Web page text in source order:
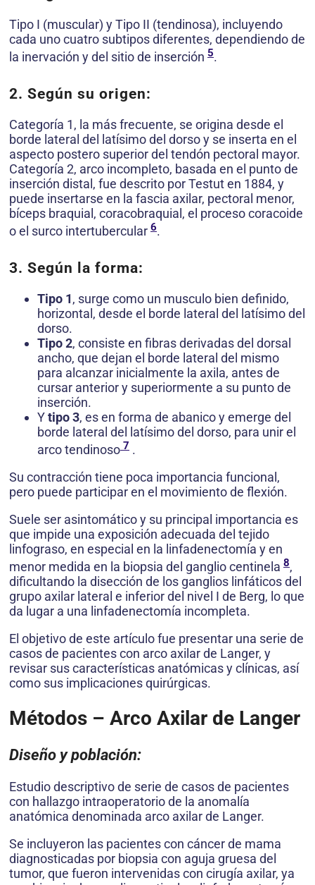
Tipo I (muscular) y Tipo II (tendinosa), incluyendo
cada uno cuatro subtipos diferentes, dependiendo de
la inervación y del sitio de inserción 5.
2. Según su origen:
Categoría 1, la más frecuente, se origina desde el
borde lateral del latísimo del dorso y se inserta en el
aspecto postero superior del tendón pectoral mayor.
Categoría 2, arco incompleto, basada en el punto de
inserción distal, fue descrito por Testut en 1884, y
puede insertarse en la fascia axilar, pectoral menor,
bíceps braquial, coracobraquial, el proceso coracoide
o el surco intertubercular 6.
3. Según la forma:
Tipo 1, surge como un musculo bien definido,
horizontal, desde el borde lateral del latísimo del
dorso.
Tipo 2, consiste en fibras derivadas del dorsal
ancho, que dejan el borde lateral del mismo
para alcanzar inicialmente la axila, antes de
cursar anterior y superiormente a su punto de
inserción.
Ytipo 3, es en forma de abanico y emerge del
borde lateral del latísimo del dorso, para unir el
arco tendinoso 7 .
Su contracción tiene poca importancia funcional,
pero puede participar en el movimiento de flexión.
Suele ser asintomático y su principal importancia es
que impide una exposición adecuada del tejido
linfograso, en especial en la linfadenectomía y en
menor medida en la biopsia del ganglio centinela 8,
dificultando la disección de los ganglios linfáticos del
grupo axilar lateral e inferior del nivel I de Berg, lo que
da lugar a una linfadenectomía incompleta.
El objetivo de este artículo fue presentar una serie de
casos de pacientes con arco axilar de Langer, y
revisar sus características anatómicas y clínicas, así
como sus implicaciones quirúrgicas.
Métodos – Arco Axilar de Langer
Diseño y población:
Estudio descriptivo de serie de casos de pacientes
con hallazgo intraoperatorio de la anomalía
anatómica denominada arco axilar de Langer.
Se incluyeron las pacientes con cáncer de mama
diagnosticadas por biopsia con aguja gruesa del
tumor, que fueron intervenidas con cirugía axilar, ya